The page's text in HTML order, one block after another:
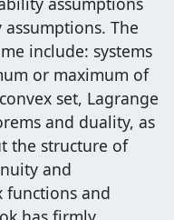
The
include: systems
or maximum of
set, Lagrange
and duality, as
the structure of
and
functions and